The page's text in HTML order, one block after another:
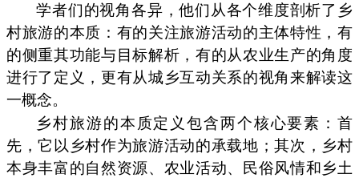
学者们的视角各异，他们从各个维度剖析了乡
村旅游的本质：有的关注旅游活动的主体特性，有
的侧重其功能与目标解析，有的从农业生产的角度
进行了定义，更有从城乡互动关系的视角来解读这
一概念。
乡村旅游的本质定义包含两个核心要素：首
先，它以乡村作为旅游活动的承载地；其次，乡村
本身丰富的自然资源、农业活动、民俗风情和乡土